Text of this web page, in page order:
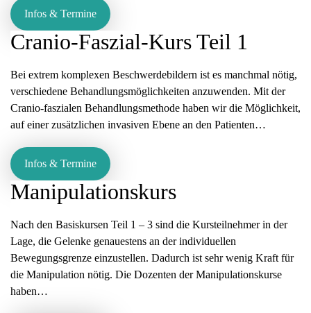
Infos & Termine
Cranio-Faszial-Kurs Teil 1
Bei extrem komplexen Beschwerdebildern ist es manchmal nötig,
verschiedene Behandlungsmöglichkeiten anzuwenden. Mit der
Cranio-faszialen Behandlungsmethode haben wir die Möglichkeit,
auf einer zusätzlichen invasiven Ebene an den Patienten…
Infos & Termine
Manipulationskurs
Nach den Basiskursen Teil 1 – 3 sind die Kursteilnehmer in der
Lage, die Gelenke genauestens an der individuellen
Bewegungsgrenze einzustellen. Dadurch ist sehr wenig Kraft für
die Manipulation nötig. Die Dozenten der Manipulationskurse
haben…